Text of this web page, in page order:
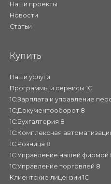
Наши проекты
Новости
Статьи
Купить
Наши услуги
Программы и сервисы 1С
1С:Зарплата и управление
1С:Документооборот 8
1С:Бухгалтерия 8
1С:Комплексная
1С:Розница 8
1С:Управление нашей фирмой
1С:Управление торговлей 8
Клиентские лицензии 1С